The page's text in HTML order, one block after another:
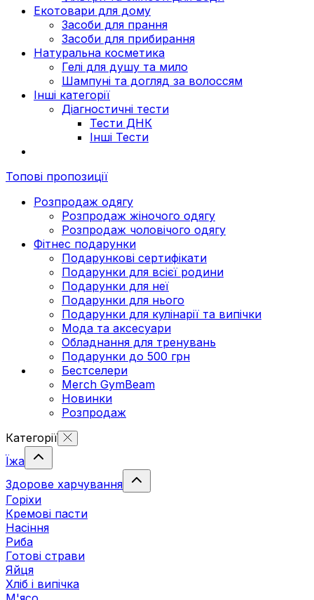
Екотовари для дому
Засоби для прання
Засоби для прибирання
Натуральна косметика
Гелі для душу та мило
Шампуні та догляд за волоссям
Інші категорії
Діагностичні тести
Тести ДНК
Інші Тести
Топові пропозиції
Розпродаж одягу
Розпродаж жіночого одягу
Розпродаж чоловічого одягу
Фітнес подарунки
Подарункові сертифікати
Подарунки для всієї родини
Подарунки для неї
Подарунки для нього
Подарунки для кулінарії та випічки
Мода та аксесуари
Обладнання для тренувань
Подарунки до 500 грн
Бестселери
Merch GymBeam
Новинки
Розпродаж
Категорії
Їжа
Здорове харчування
Горіхи
Кремові пасти
Насіння
Риба
Готові страви
Яйця
Хліб і випічка